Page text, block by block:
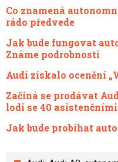
Co znamená
rádo předvede
Jak bude fungovat
Známe podrobnosti
Audi získalo ocenění
Začíná se prodávat
lodi se 40
Jak bude probíhat